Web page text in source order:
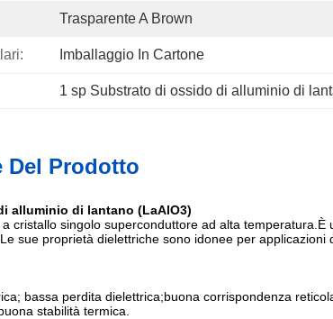
Trasparente A Brown
Imballaggio In Cartone
1 sp Substrato di ossido di alluminio di
Del Prodotto
alluminio di lantano (LaAlO3)
cristallo singolo superconduttore ad alta
sue proprietà dielettriche sono idonee per
bassa perdita dielettrica;buona corrispondenza
stabilità termica.